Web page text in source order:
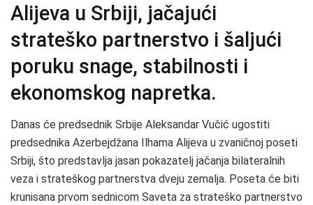
Alijeva u Srbiji, jačajući
strateško partnerstvo i šaljući
poruku snage, stabilnosti i
ekonomskog napretka.
Danas će predsednik Srbije Aleksandar Vučić ugostiti
predsednika Azerbejdžana Ilhama Alijeva u zvaničnoj poseti
Srbiji, što predstavlja jasan pokazatelj jačanja bilateralnih
veza i strateškog partnerstva dveju zemalja. Poseta će biti
krunisana prvom sednicom Saveta za strateško partnerstvo